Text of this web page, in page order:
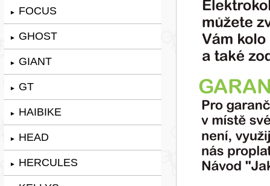
► FOCUS
► GHOST
► GIANT
► GT
► HAIBIKE
► HEAD
► HERCULES